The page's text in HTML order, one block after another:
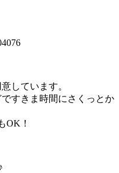
しています。
すきま時間にさくっとか
OK！